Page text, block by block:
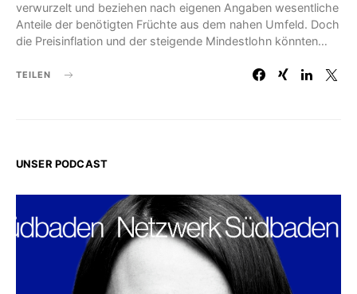
verwurzelt und beziehen nach eigenen Angaben wesentliche
Anteile der benötigten Früchte aus dem nahen Umfeld. Doch
die Preisinflation und der steigende Mindestlohn könnten…
TEILEN
UNSER PODCAST